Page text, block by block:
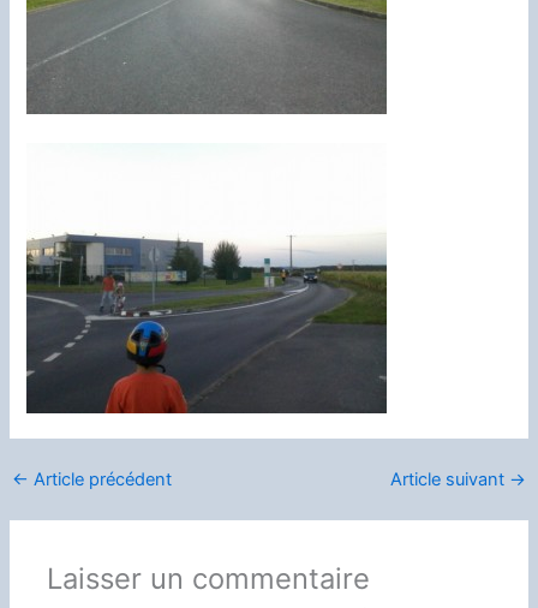
← Article précédent Article suivant →
Laisser un commentaire